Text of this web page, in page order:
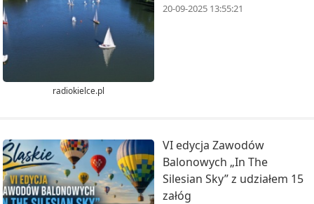
radiokielce.pl
20-09-2025 13:55:21
VI edycja Zawodów
Balonowych „In The
Silesian Sky” z udziałem 15
załóg